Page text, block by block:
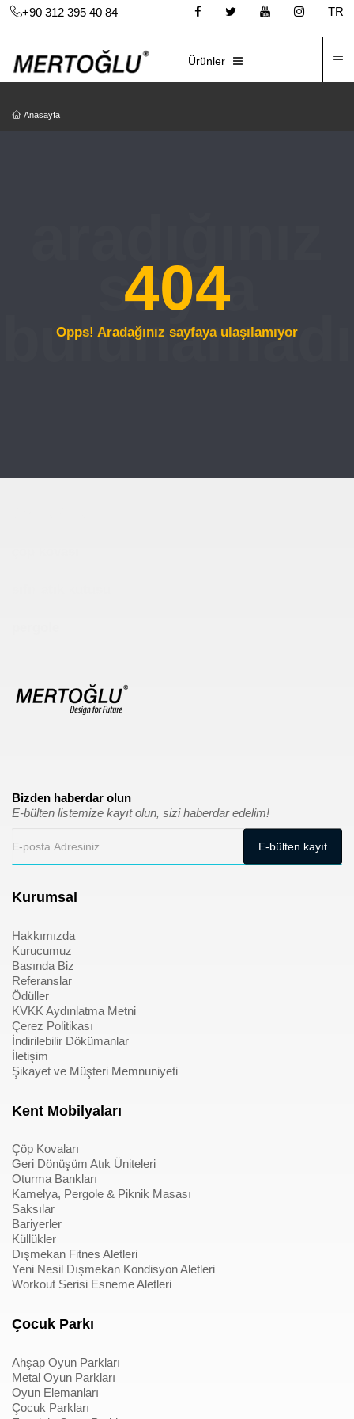
+90 312 395 40 84
TR
Ürünler
Anasayfa
404
Opps! Aradağınız sayfaya ulaşılamıyor
Bizden haberdar olun
E-bülten listemize kayıt olun, sizi haberdar edelim!
Kurumsal
Hakkımızda
Kurucumuz
Basında Biz
Referanslar
Ödüller
KVKK Aydınlatma Metni
Çerez Politikası
İndirilebilir Dökümanlar
İletişim
Şikayet ve Müşteri Memnuniyeti
Kent Mobilyaları
Çöp Kovaları
Geri Dönüşüm Atık Üniteleri
Oturma Bankları
Kamelya, Pergole & Piknik Masası
Saksılar
Bariyerler
Küllükler
Dışmekan Fitnes Aletleri
Yeni Nesil Dışmekan Kondisyon Aletleri
Workout Serisi Esneme Aletleri
Çocuk Parkı
Ahşap Oyun Parkları
Metal Oyun Parkları
Oyun Elemanları
Çocuk Parkları